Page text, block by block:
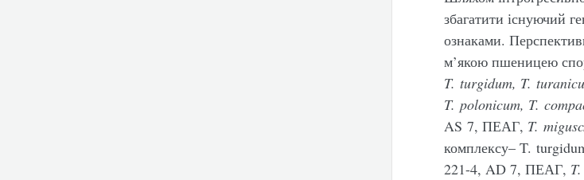
збагатити існуючий
ознаками.
м’якою пшеницею
T. turgidum, T.
T. polonicum, T.
AS 7, ПЕАГ, T.
комплексу– T.
221-4, AD 7, ПЕАГ, T.